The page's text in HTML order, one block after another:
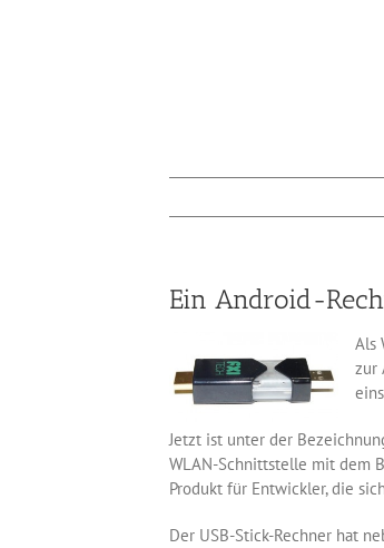
Ein Android-
Als
zur
Jetzt ist unter der
WLAN-Schnittstelle mit dem
Produkt für Entwickler, die
Der USB-Stick-Rechner hat